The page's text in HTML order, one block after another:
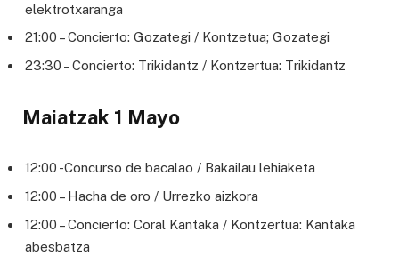
elektrotxaranga
21:00 – Concierto: Gozategi / Kontzetua; Gozategi
23:30 – Concierto: Trikidantz / Kontzertua: Trikidantz
Maiatzak 1 Mayo
12:00 -Concurso de bacalao / Bakailau lehiaketa
12:00 – Hacha de oro / Urrezko aizkora
12:00 – Concierto: Coral Kantaka / Kontzertua: Kantaka
abesbatza